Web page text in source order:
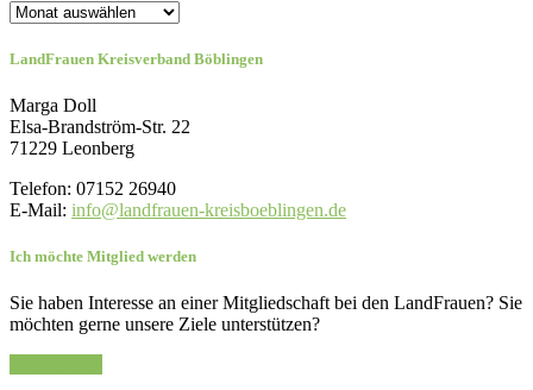
Archiv
LandFrauen Kreisverband Böblingen
Marga Doll
Elsa-Brandström-Str. 22
71229 Leonberg
Telefon: 07152 26940
E-Mail: info@landfrauen-kreisboeblingen.de
Ich möchte Mitglied werden
Sie haben Interesse an einer Mitgliedschaft bei den LandFrauen? Sie
möchten gerne unsere Ziele unterstützen?